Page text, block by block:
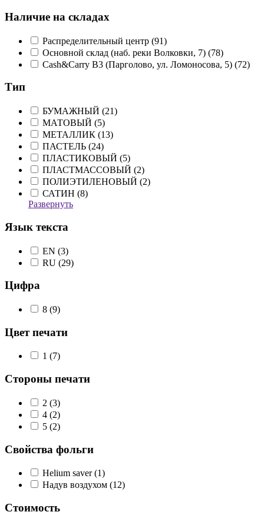
Наличие на складах
Распределительный центр (91)
Основной склад (наб. реки Волковки, 7) (78)
Cash&Carry B3 (Парголово, ул. Ломоносова, 5) (72)
Тип
БУМАЖНЫЙ (21)
МАТОВЫЙ (5)
МЕТАЛЛИК (13)
ПАСТЕЛЬ (24)
ПЛАСТИКОВЫЙ (5)
ПЛАСТМАССОВЫЙ (2)
ПОЛИЭТИЛЕНОВЫЙ (2)
САТИН (8)
Развернуть
Язык текста
EN (3)
RU (29)
Цифра
8 (9)
Цвет печати
1 (7)
Стороны печати
2 (3)
4 (2)
5 (2)
Свойства фольги
Helium saver (1)
Надув воздухом (12)
Стоимость